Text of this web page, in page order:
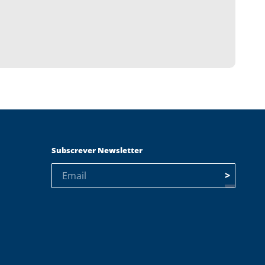
Subscrever Newsletter
>